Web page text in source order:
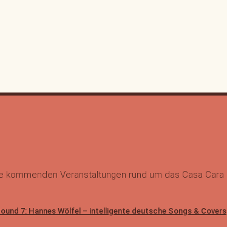
kommenden Veranstaltungen rund um das Casa Cara
7: Hannes Wölfel – intelligente deutsche Songs & Covers